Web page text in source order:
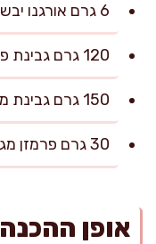
6 גרם אורגנו יבש או 10 גרם טימין טרי מפורק
120 גרם גבינת פטה/בולגרית 16%–24%, מפוררת
150 גרם גבינת מוצרלה מגוררת
30 גרם פרמזן מגוררת (אופציונלי, אבל נותן עומק)
אופן ההכנה